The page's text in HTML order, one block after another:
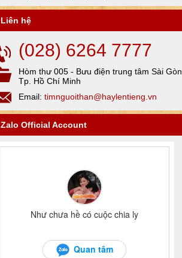
Liên hệ
(028) 6264 7777
Hòm thư 005 - Bưu điện trung tâm Sài Gòn,
Tp. Hồ Chí Minh
Email: timnguoithan@haylentieng.vn
Zalo Official Account